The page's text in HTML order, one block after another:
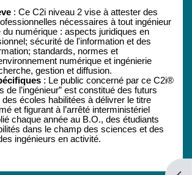
: Ce C2i niveau 2 vise à attester des
nécessaires à tout ingénieur
du numérique : aspects juridiques en
sécurité de l'information et des
standards, normes et
numérique et ingénierie
gestion et diffusion.
: Le public concerné par ce C2i®
de l’ingénieur” est constitué des futurs
écoles habilitées à délivrer le titre
et figurant à l’arrêté interministériel
chaque année au B.O., des étudiants
dans le champ des sciences et des
ingénieurs en activité.